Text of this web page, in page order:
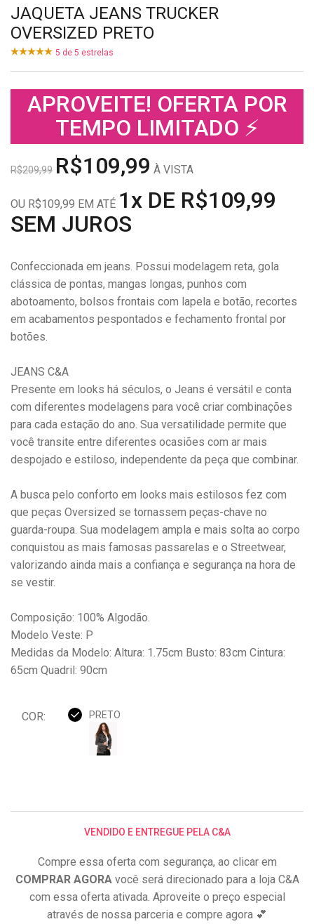
JAQUETA JEANS TRUCKER
OVERSIZED PRETO
5 de 5 estrelas
APROVEITE! OFERTA POR
TEMPO LIMITADO ⚡
R$209,99 R$109,99 À VISTA
OU R$109,99 EM ATÉ 1x DE R$109,99
SEM JUROS
Confeccionada em jeans. Possui modelagem reta, gola
clássica de pontas, mangas longas, punhos com
abotoamento, bolsos frontais com lapela e botão, recortes
em acabamentos pespontados e fechamento frontal por
botões.
JEANS C&A
Presente em looks há séculos, o Jeans é versátil e conta
com diferentes modelagens para você criar combinações
para cada estação do ano. Sua versatilidade permite que
você transite entre diferentes ocasiões com ar mais
despojado e estiloso, independente da peça que combinar.
A busca pelo conforto em looks mais estilosos fez com
que peças Oversized se tornassem peças-chave no
guarda-roupa. Sua modelagem ampla e mais solta ao corpo
conquistou as mais famosas passarelas e o Streetwear,
valorizando ainda mais a confiança e segurança na hora de
se vestir.
Composição: 100% Algodão.
Modelo Veste: P
Medidas da Modelo: Altura: 1.75cm Busto: 83cm Cintura:
65cm Quadril: 90cm
COR: PRETO
VENDIDO E ENTREGUE PELA C&A
Compre essa oferta com segurança, ao clicar em
COMPRAR AGORA você será direcionado para a loja C&A
com essa oferta ativada. Aproveite o preço especial
através de nossa parceria e compre agora 💕